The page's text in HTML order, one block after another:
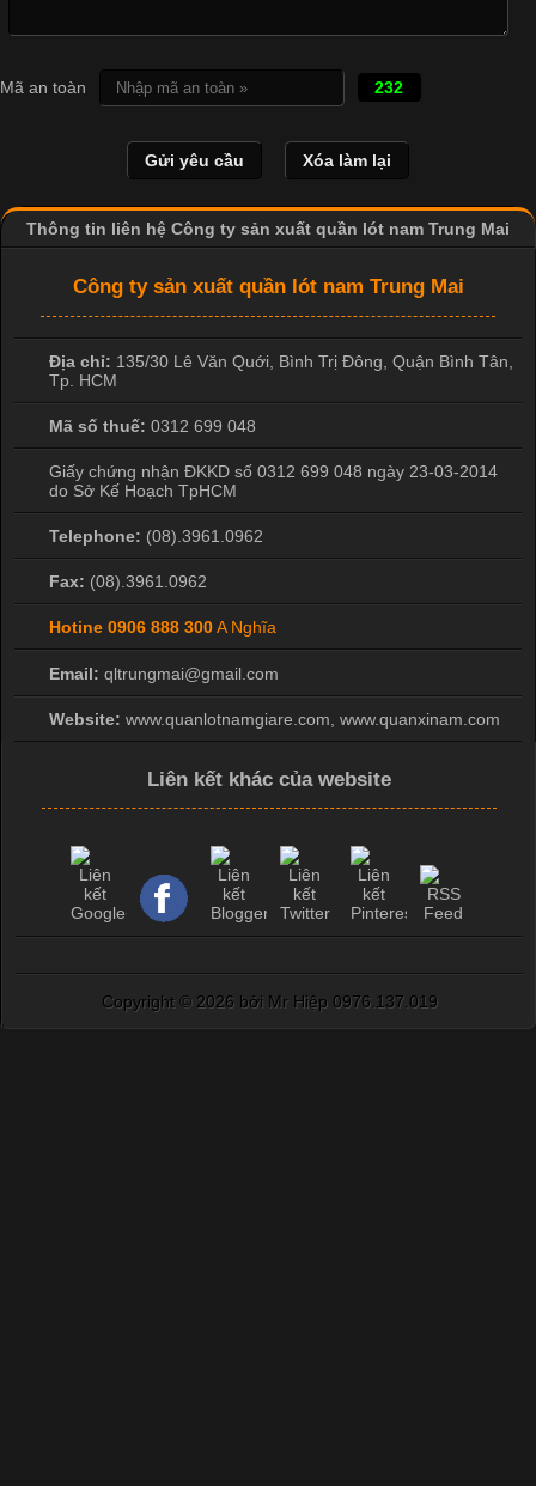
Cập nhật 2026-04-21 15:41:03
In Chuyển Nhiệt Là Gì? Công Nghệ In Hiện Đại Trong Ngành
May Mặc Trong ngành in ấn và thời trang, in chuyển nhiệt đang
hình ảnh sắc nét và bền màu. Đặc biệt, kỹ thuật này được ứng
dụng rộng rãi trong sản xuất áo thun, đồ thể thao
Mã an toàn 232
Thông tin liên hệ Công ty sản xuất quần lót nam Trung Mai
Công ty sản xuất quần lót nam Trung Mai
Địa chỉ: 135/30 Lê Văn Quới, Bình Trị Đông Quận Bình Tân
Tp. HCM
Mã số thuế: 0312 699 048
Giấy chứng nhận ĐKKD số 0312 699 048 ngày 23-03-2014
do Sở Kế Hoạch TpHCM
Telephone: (08).3961.0962
Fax: (08).3961.0962
Hotine 0906 888 300A Nghĩa
Email: qltrungmai@gmail.com
Website: www.quanlotnamgiare.com, www.quanxinam.com
Liên kết khác của website
Copyright © 2026 bởi Mr Hiệp 0976.137.019